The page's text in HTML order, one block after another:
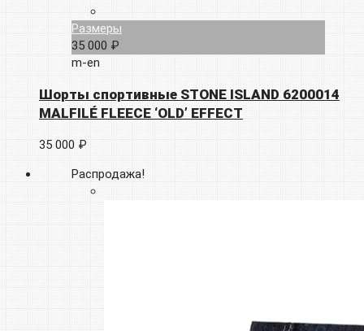
Размеры
35 000 ₽
m-en
Шорты спортивные STONE ISLAND 6200014
MALFILÉ FLEECE ‘OLD’ EFFECT
35 000 ₽
Распродажа!